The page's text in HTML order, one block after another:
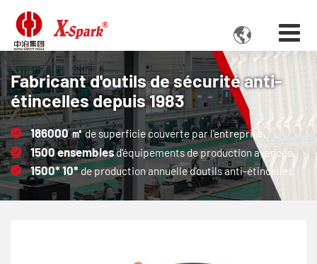

Fabricant d'outils de sécurité anti-
étincelles depuis 1983
186000㎡de superficie couverte par l'entreprise.
1500ensemblesd’équipements de production avancés.
1500*10*de production annuelle d'outils anti-étincelles.